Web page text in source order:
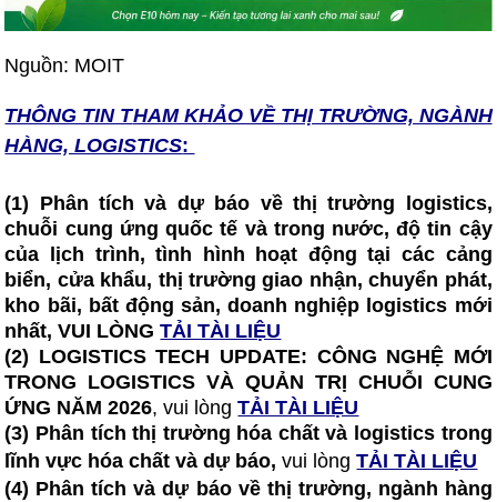
Nguồn: MOIT
THÔNG TIN THAM KHẢO VỀ THỊ TRƯỜNG, NGÀNH
HÀNG, LOGISTICS:
(1) Phân tích và dự báo về thị trường logistics,
chuỗi cung ứng quốc tế và trong nước, độ tin cậy
của lịch trình, tình hình hoạt động tại các cảng
biển, cửa khẩu, thị trường giao nhận, chuyển phát,
kho bãi, bất động sản, doanh nghiệp logistics mới
nhất, VUI LÒNGTẢI TÀI LIỆU
(2) LOGISTICS TECH UPDATE: CÔNG NGHỆ MỚI
TRONG LOGISTICS VÀ QUẢN TRỊ CHUỖI CUNG
ỨNG NĂM 2026, vui lòngTẢI TÀI LIỆU
(3) Phân tích thị trường hóa chất và logistics trong
lĩnh vực hóa chất và dự báo,vui lòngTẢI TÀI LIỆU
(4) Phân tích và dự báo về thị trường, ngành hàng